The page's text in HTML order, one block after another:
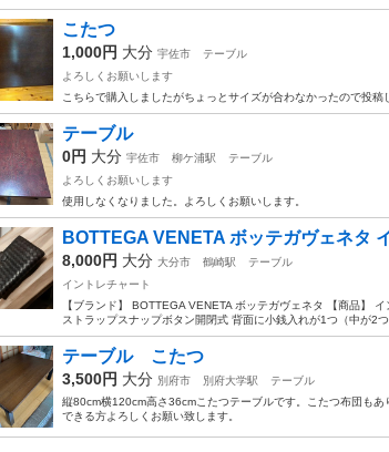
こたつ
1,000円 大分 宇佐市
テーブル
よろしくお願いします
こちらで購入しましたがちょっとサイズが合わなかったので投稿
テーブル
0円 大分 宇佐市 柳ケ浦駅
テーブル
よろしくお願いします
使用しなくなりました。よろしくお願いします。
BOTTEGA VENETA ボッテガヴェネタ
8,000円 大分 大分市 鶴崎駅
テーブル
イントレチャート
【ブランド】 BOTTEGA VENETA ボッテガヴェネタ 【商品】
ストラップスナップボタン開閉式 背面に小銭入れが1つ（中が2つ
テーブル こたつ
3,500円 大分 別府市 別府大学駅
テーブル
縦80cm横120cm高さ36cmこたつテーブルです。こたつ布団も
できる方よろしくお願い致します。